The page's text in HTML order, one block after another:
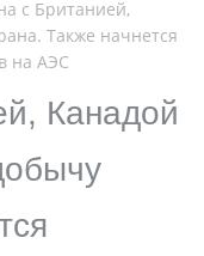
с Британией,
Также начнется
на АЭС
Канадой